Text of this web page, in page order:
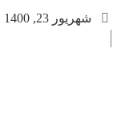
شهریور 23, 1400